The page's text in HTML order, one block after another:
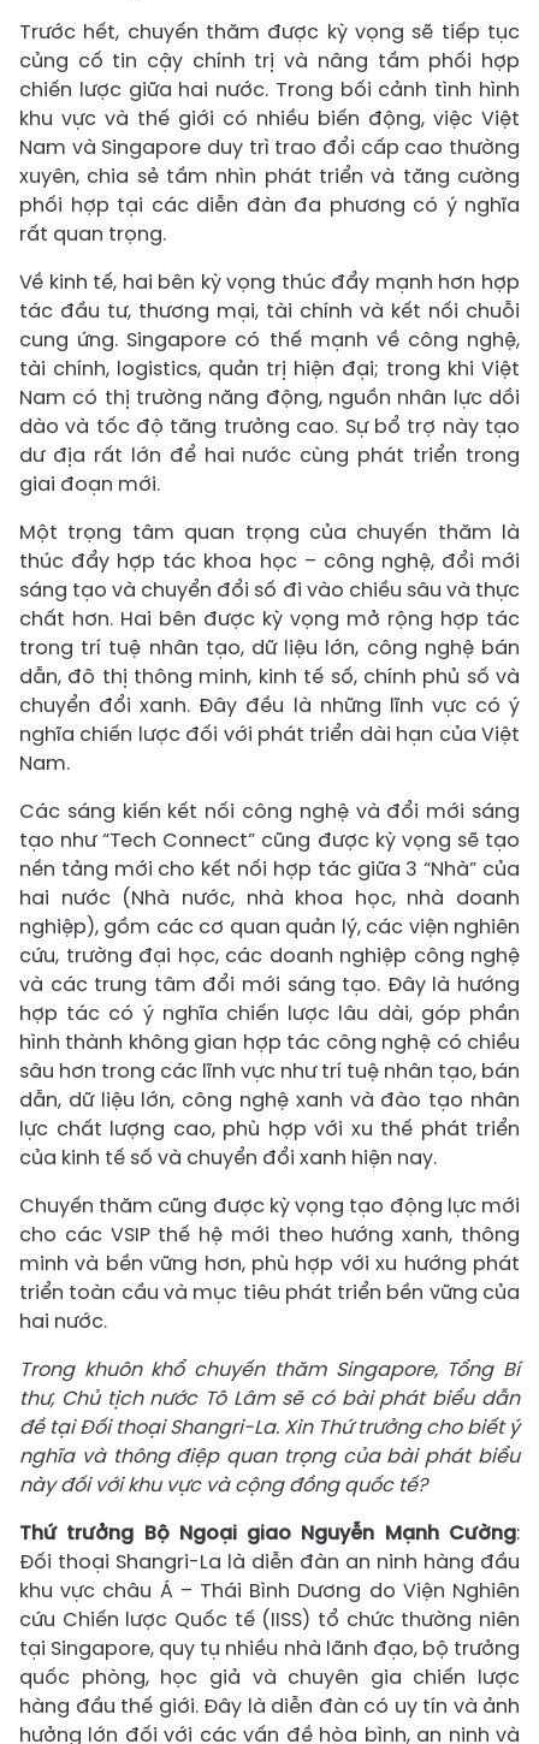
Trước hết, chuyến thăm được kỳ vọng sẽ tiếp tục
củng cố tin cậy chính trị và nâng tầm phối hợp
chiến lược giữa hai nước. Trong bối cảnh tình hình
khu vực và thế giới có nhiều biến động, việc Việt
Nam và Singapore duy trì trao đổi cấp cao thường
xuyên, chia sẻ tầm nhìn phát triển và tăng cường
phối hợp tại các diễn đàn đa phương có ý nghĩa
rất quan trọng.
Về kinh tế, hai bên kỳ vọng thúc đẩy mạnh hơn hợp
tác đầu tư, thương mại, tài chính và kết nối chuỗi
cung ứng. Singapore có thế mạnh về công nghệ,
tài chính, logistics, quản trị hiện đại; trong khi Việt
Nam có thị trường năng động, nguồn nhân lực dồi
dào và tốc độ tăng trưởng cao. Sự bổ trợ này tạo
dư địa rất lớn để hai nước cùng phát triển trong
giai đoạn mới.
Một trọng tâm quan trọng của chuyến thăm là
thúc đẩy hợp tác khoa học – công nghệ, đổi mới
sáng tạo và chuyển đổi số đi vào chiều sâu và thực
chất hơn. Hai bên được kỳ vọng mở rộng hợp tác
trong trí tuệ nhân tạo, dữ liệu lớn, công nghệ bán
dẫn, đô thị thông minh, kinh tế số, chính phủ số và
chuyển đổi xanh. Đây đều là những lĩnh vực có ý
nghĩa chiến lược đối với phát triển dài hạn của Việt
Nam.
Các sáng kiến kết nối công nghệ và đổi mới sáng
tạo như “Tech Connect” cũng được kỳ vọng sẽ tạo
nền tảng mới cho kết nối hợp tác giữa 3 “Nhà” của
hai nước (Nhà nước, nhà khoa học, nhà doanh
nghiệp), gồm các cơ quan quản lý, các viện nghiên
cứu, trường đại học, các doanh nghiệp công nghệ
và các trung tâm đổi mới sáng tạo. Đây là hướng
hợp tác có ý nghĩa chiến lược lâu dài, góp phần
hình thành không gian hợp tác công nghệ có chiều
sâu hơn trong các lĩnh vực như trí tuệ nhân tạo, bán
dẫn, dữ liệu lớn, công nghệ xanh và đào tạo nhân
lực chất lượng cao, phù hợp với xu thế phát triển
của kinh tế số và chuyển đổi xanh hiện nay.
Chuyến thăm cũng được kỳ vọng tạo động lực mới
cho các VSIP thế hệ mới theo hướng xanh, thông
minh và bền vững hơn, phù hợp với xu hướng phát
triển toàn cầu và mục tiêu phát triển bền vững của
hai nước.
Trong khuôn khổ chuyến thăm Singapore, Tổng Bí
thư, Chủ tịch nước Tô Lâm sẽ có bài phát biểu dẫn
đề tại Đối thoại Shangri-La. Xin Thứ trưởng cho biết ý
nghĩa và thông điệp quan trọng của bài phát biểu
này đối với khu vực và cộng đồng quốc tế?
Thứ trưởng Bộ Ngoại giao Nguyễn Mạnh Cường:
Đối thoại Shangri-La là diễn đàn an ninh hàng đầu
khu vực châu Á – Thái Bình Dương do Viện Nghiên
cứu Chiến lược Quốc tế (IISS) tổ chức thường niên
tại Singapore, quy tụ nhiều nhà lãnh đạo, bộ trưởng
quốc phòng, học giả và chuyên gia chiến lược
hàng đầu thế giới. Đây là diễn đàn có uy tín và ảnh
hưởng lớn đối với các vấn đề hòa bình, an ninh và